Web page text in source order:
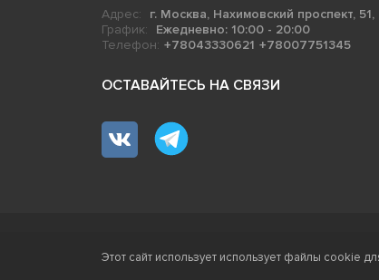
Адрес:
г. Москва, Нахимовский проспект,
График:
Ежедневно: 10:00 - 20:00
Телефон: +78043330621 +78007751345
ОСТАВАЙТЕСЬ НА СВЯЗИ
Этот сайт использует использует файлы cookie